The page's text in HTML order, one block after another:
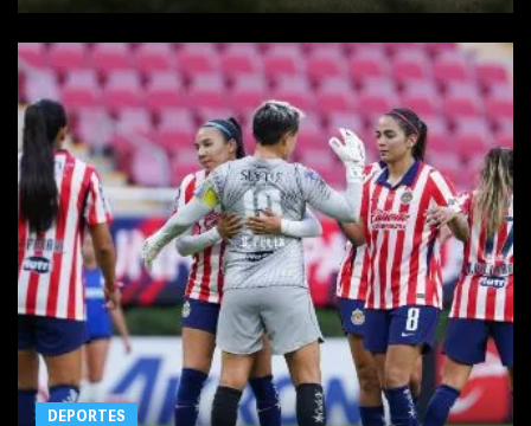
DEPORTES